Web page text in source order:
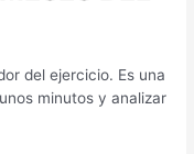
del ejercicio. Es una
minutos y analizar